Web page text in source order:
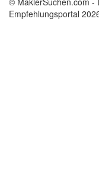
Empfehlungsportal